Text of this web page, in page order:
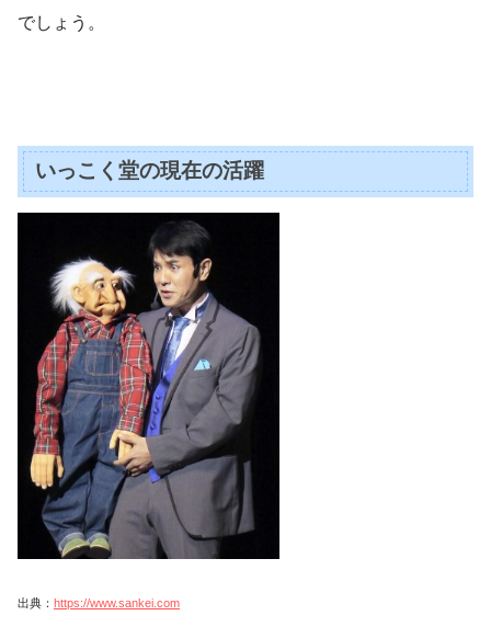
でしょう。
いっこく堂の現在の活躍
出典： https://www.sankei.com